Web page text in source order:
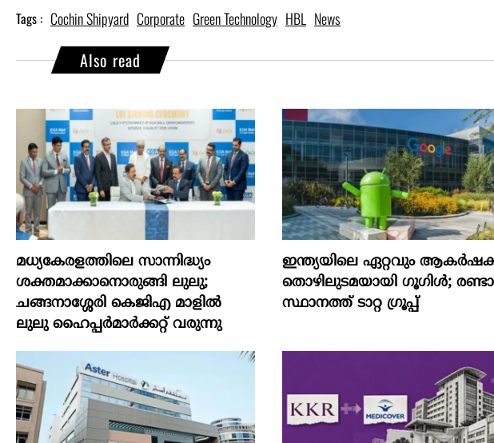
Tags : Cochin Shipyard Corporate Green Technology HBL News
Also read
മധ്യകേരളത്തിലെ സാന്നിദ്ധ്യം
ശക്തമാക്കാനൊരുങ്ങി ലുലു;
ചങ്ങനാശ്ശേരി കെജിഎ മാളിൽ
ലുലു ഹൈപ്പർമാർക്കറ്റ് വരുന്നു
ഇന്ത്യയിലെ ഏറ്റവും
തൊഴിലുടമയായി ഗൂഗിള്‍;
സ്ഥാനത്ത് ടാറ്റ ഗ്രൂപ്പ്